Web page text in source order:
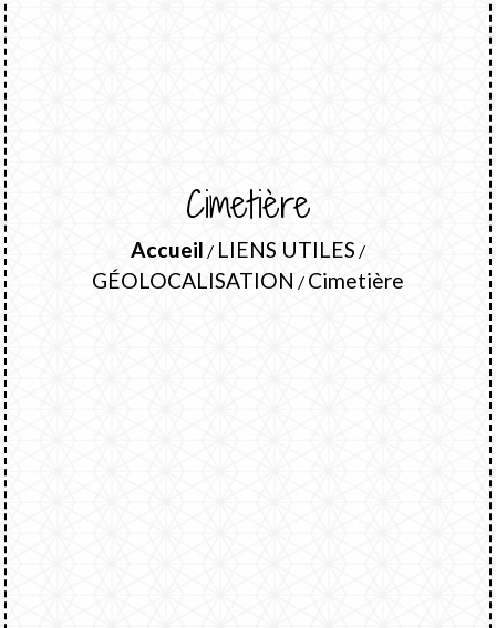
Cimetière
Accueil / LIENS UTILES /
GÉOLOCALISATION / Cimetière